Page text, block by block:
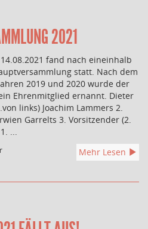
2021
fand nach eineinhalb
statt. Nach dem
2019 und 2020 wurde der
Ehrenmitglied ernannt. Dieter
links) Joachim Lammers 2.
Garrelts 3. Vorsitzender (2.
...
Mehr Lesen